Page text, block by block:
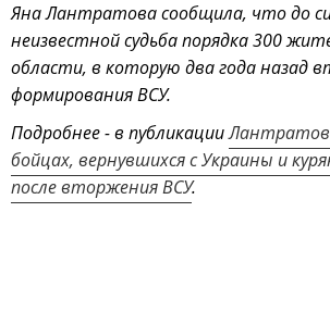
Яна Лантратова сообщила, что до
неизвестной судьба порядка 300
области, в которую два года назад
формирования ВСУ.
Подробнее - в публикации
бойцах, вернувшихся с Украины и
после вторжения ВСУ.